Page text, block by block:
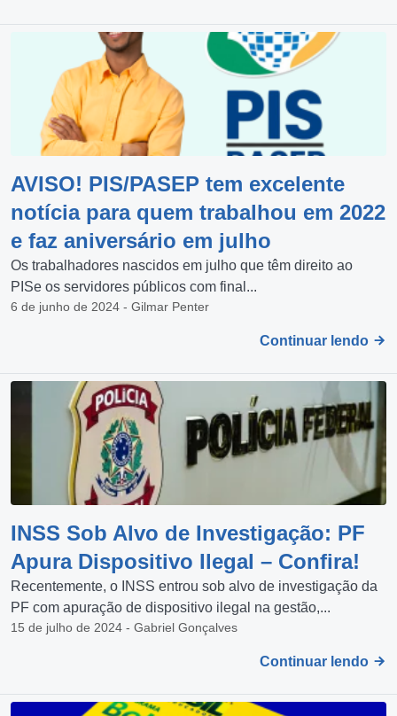
AVISO! PIS/PASEP tem excelente
notícia para quem trabalhou em 2022
e faz aniversário em julho
Os trabalhadores nascidos em julho que têm direito ao
PISe os servidores públicos com final...
6 de junho de 2024 - Gilmar Penter
Continuar lendo
INSS Sob Alvo de Investigação: PF
Apura Dispositivo Ilegal – Confira!
Recentemente, o INSS entrou sob alvo de investigação da
PF com apuração de dispositivo ilegal na gestão,...
15 de julho de 2024 - Gabriel Gonçalves
Continuar lendo